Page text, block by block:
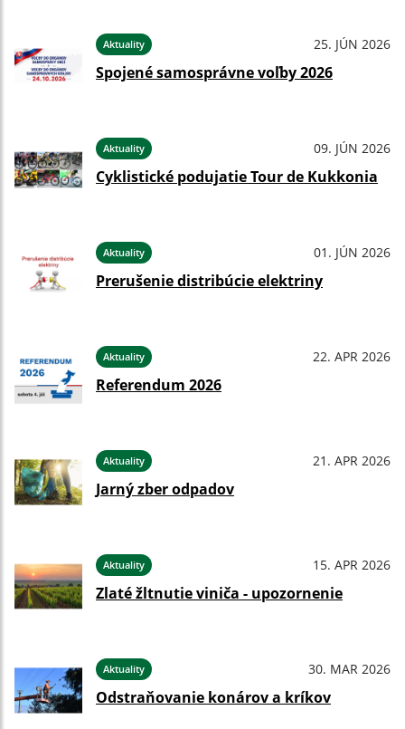
Aktuality 25. JÚN 2026
Spojené samosprávne voľby 2026
Aktuality 09. JÚN 2026
Cyklistické podujatie Tour de Kukkonia
Aktuality 01. JÚN 2026
Prerušenie distribúcie elektriny
Aktuality 22. APR 2026
Referendum 2026
Aktuality 21. APR 2026
Jarný zber odpadov
Aktuality 15. APR 2026
Zlaté žltnutie viniča - upozornenie
Aktuality 30. MAR 2026
Odstraňovanie konárov a kríkov